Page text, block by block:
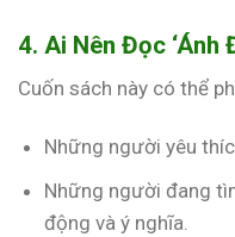
4. Ai Nên Đọc ‘Ánh
Cuốn sách này có thể
Những người yêu
Những người đang
động và ý nghĩa.